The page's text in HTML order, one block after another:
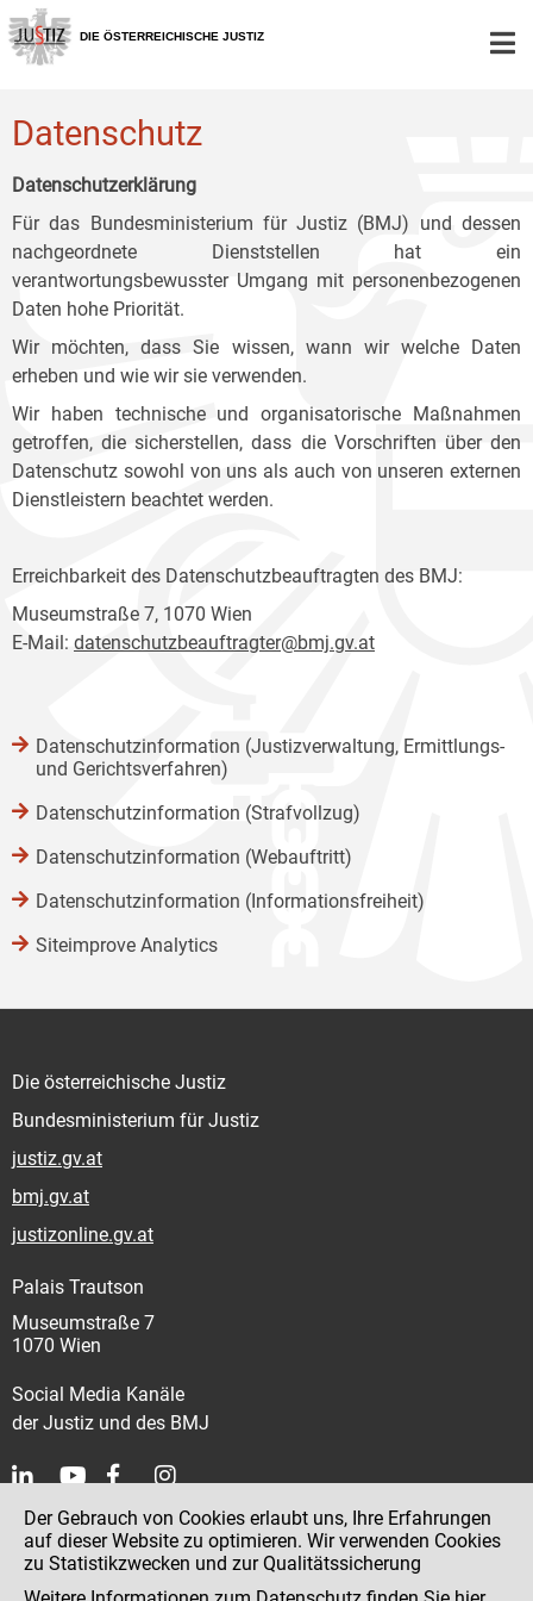
Zur
Hauptnavigation
[1]
Zum
Inhalt
[2]
Zum
Untermenü
[3]
DIE ÖSTERREICHISCHE JUSTIZ
Datenschutz
Datenschutzerklärung
Für das Bundesministerium für Justiz (BMJ) und dessen
nachgeordnete Dienststellen hat ein
verantwortungsbewusster Umgang mit personenbezogenen
Daten hohe Priorität.
Wir möchten, dass Sie wissen, wann wir welche Daten
erheben und wie wir sie verwenden.
Wir haben technische und organisatorische Maßnahmen
getroffen, die sicherstellen, dass die Vorschriften über den
Datenschutz sowohl von uns als auch von unseren externen
Dienstleistern beachtet werden.
Erreichbarkeit des Datenschutzbeauftragten des BMJ:
Museumstraße 7, 1070 Wien
E-Mail: datenschutzbeauftragter@bmj.gv.at
Datenschutzinformation (Justizverwaltung, Ermittlungs-
und Gerichtsverfahren)
Datenschutzinformation (Strafvollzug)
Datenschutzinformation (Webauftritt)
Datenschutzinformation (Informationsfreiheit)
Siteimprove Analytics
Die österreichische Justiz
Bundesministerium für Justiz
justiz.gv.at
bmj.gv.at
justizonline.gv.at
Palais Trautson
Museumstraße 7
1070 Wien
Social Media Kanäle
der Justiz und des BMJ
Kontakt
Impressum
Der Gebrauch von Cookies erlaubt uns, Ihre Erfahrungen
auf dieser Website zu optimieren. Wir verwenden Cookies
zu Statistikzwecken und zur Qualitätssicherung